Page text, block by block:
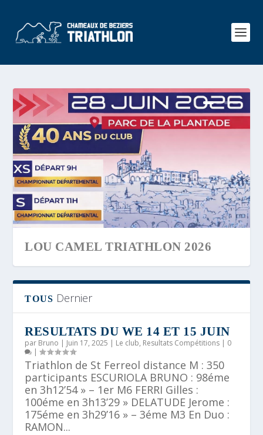
LOU CAMEL TRIATHLON 2026
ASSEMBLEE GENERALE 2025
BEZIERS URBAN TRAIL
SWIMRUN LOU CAMEL
TOUS Dernier
RESULTATS DU WE 14 ET 15 JUIN
par Bruno | Juin 17, 2025 | Le club, Resultats Compétitions | 0
|
Triathlon de St Ferreol distance M : 350
participants ESCURIOLA BRUNO : 98éme
en 3h12’54 » – 1er M6 FERRI Gilles :
100éme en 3h13’29 » DELATUDE Jerome :
175éme en 3h29’16 » – 3éme M3 En Duo :
RAMON...